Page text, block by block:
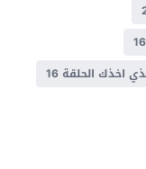
اخذك الحلقة 16